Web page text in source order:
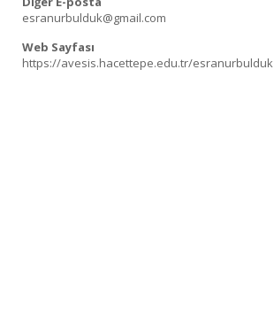
esranurbulduk@gmail.com
Web Sayfası
https://avesis.hacettepe.edu.tr/esranurbulduk